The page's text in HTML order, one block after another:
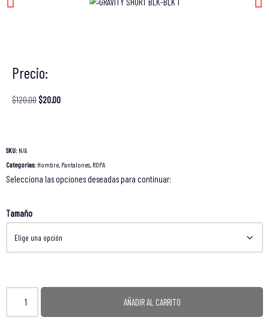
Precio:
$120.00$20.00
SKU: N/A
Categorías: Hombre, Pantalones, ROPA
Selecciona las opciones deseadas para continuar:
Tamaño
AÑADIR AL CARRITO